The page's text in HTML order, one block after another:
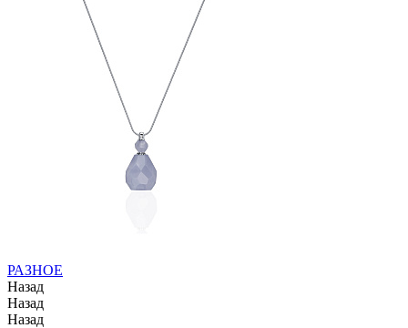
РАЗНОЕ
Назад
Назад
Назад